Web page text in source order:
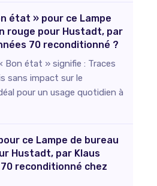
état » pour ce Lampe
rouge pour Hustadt, par
70 reconditionné ?
Bon état » signifie : Traces
sans impact sur le
pour un usage quotidien à
ce Lampe de bureau
Hustadt, par Klaus
reconditionné chez